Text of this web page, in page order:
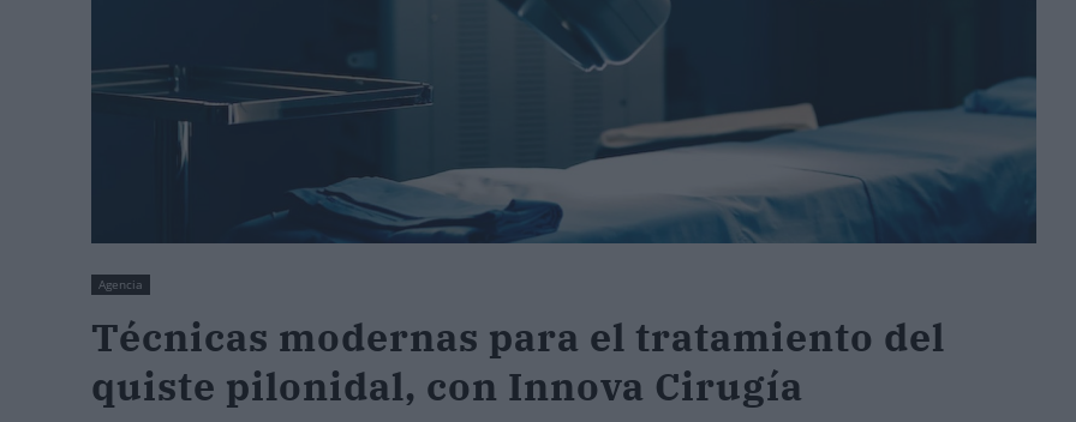
Agencia
Técnicas modernas para el tratamiento del
quiste pilonidal, con Innova Cirugía